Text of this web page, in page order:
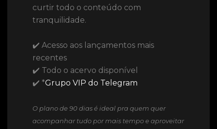
curtir todo o conteúdo com
tranquilidade.
✔️ Acesso aos lançamentos mais
recentes
✔️ Todo o acervo disponível
✔️ *Grupo VIP do Telegram
O plano de 90 dias é ideal pra quem quer
acompanhar tudo por mais tempo e aproveitar